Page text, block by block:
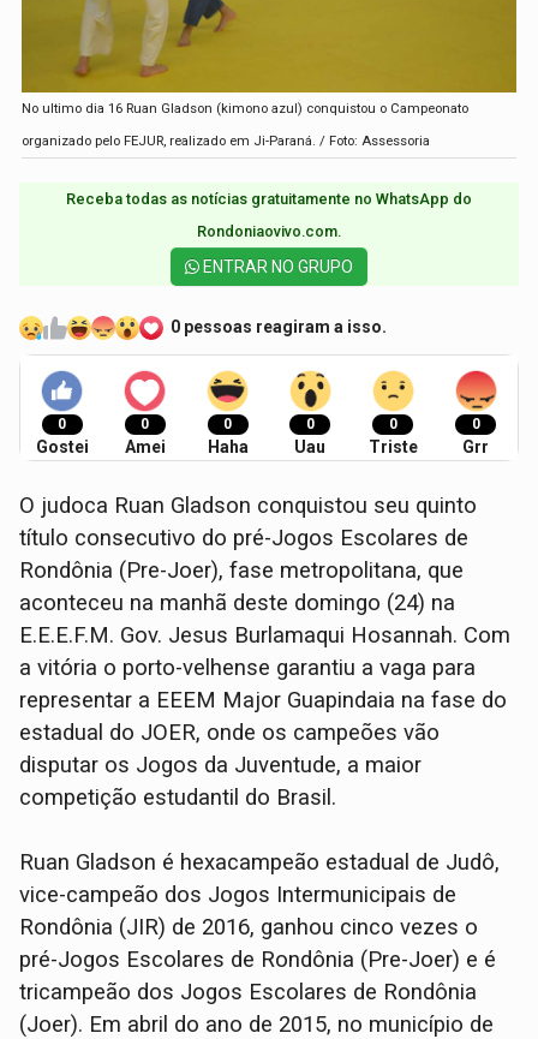
No ultimo dia 16 Ruan Gladson (kimono azul) conquistou o Campeonato
organizado pelo FEJUR, realizado em Ji-Paraná. / Foto: Assessoria
Receba todas as notícias gratuitamente no WhatsApp do
Rondoniaovivo.com.​
ENTRAR NO GRUPO
0 pessoas reagiram a isso.
0
Gostei
0
Amei
0
Haha
0
Uau
0
Triste
0
Grr
O judoca Ruan Gladson conquistou seu quinto
título consecutivo do pré-Jogos Escolares de
Rondônia (Pre-Joer), fase metropolitana, que
aconteceu na manhã deste domingo (24) na
E.E.E.F.M. Gov. Jesus Burlamaqui Hosannah. Com
a vitória o porto-velhense garantiu a vaga para
representar a EEEM Major Guapindaia na fase do
estadual do JOER, onde os campeões vão
disputar os Jogos da Juventude, a maior
competição estudantil do Brasil.
Ruan Gladson é hexacampeão estadual de Judô,
vice-campeão dos Jogos Intermunicipais de
Rondônia (JIR) de 2016, ganhou cinco vezes o
pré-Jogos Escolares de Rondônia (Pre-Joer) e é
tricampeão dos Jogos Escolares de Rondônia
(Joer). Em abril do ano de 2015, no município de